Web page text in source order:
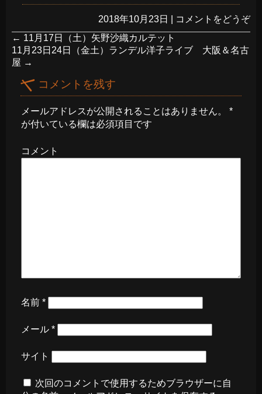
2018年10月23日
コメントをどうぞ
← 11月17日（土）矢野沙織カルテット
11月23日24日（金土）ランデル洋子ライブ 大阪＆名古
屋 →
コメントを残す
メールアドレスが公開されることはありません。
*
が付いている欄は必須項目です
コメント
名前 *
メール *
サイト
次回のコメントで使用するためブラウザーに自